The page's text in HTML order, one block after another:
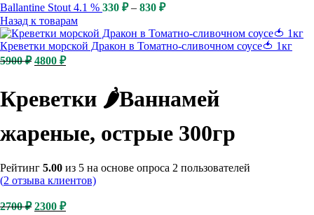
Ballantine Stout 4.1 % 330 ₽– 830 ₽
Назад к товарам
Креветки морской Дракон в Томатно-сливочном соусе🍅 1кг
5900₽ Первоначальная
5900 ₽.
4800 ₽Текущая
Креветки 🌶️Ваннамей
жареные, острые 300гр
Рейтинг 5.00 из 5 на основе опроса 2 пользователей
(2 отзыва клиентов)
2700₽ Первоначальная
2300 ₽Текущая